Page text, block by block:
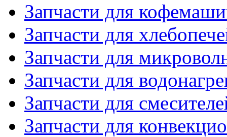
Запчасти для
Запчасти для
Запчасти для
Запчасти для
Запчасти для
Запчасти для